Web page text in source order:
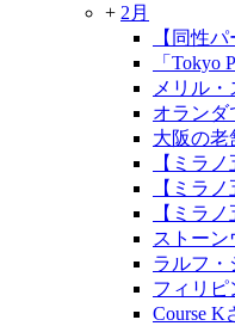
+ 2月
【同性
「Tokyo
メリル
オランダ
大阪の老
【ミラ
【ミラ
【ミラ
ストー
ラルフ・
フィリピ
Course